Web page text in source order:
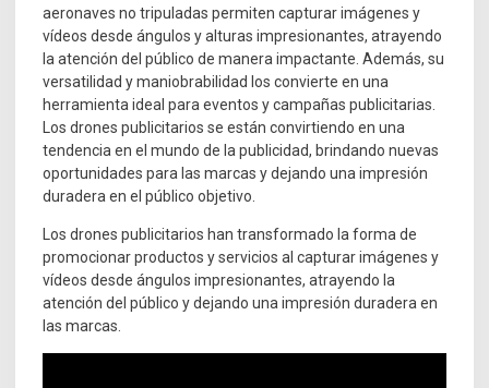
aeronaves no tripuladas permiten capturar imágenes y
vídeos desde ángulos y alturas impresionantes, atrayendo
la atención del público de manera impactante. Además, su
versatilidad y maniobrabilidad los convierte en una
herramienta ideal para eventos y campañas publicitarias.
Los drones publicitarios se están convirtiendo en una
tendencia en el mundo de la publicidad, brindando nuevas
oportunidades para las marcas y dejando una impresión
duradera en el público objetivo.
Los drones publicitarios han transformado la forma de
promocionar productos y servicios al capturar imágenes y
vídeos desde ángulos impresionantes, atrayendo la
atención del público y dejando una impresión duradera en
las marcas.